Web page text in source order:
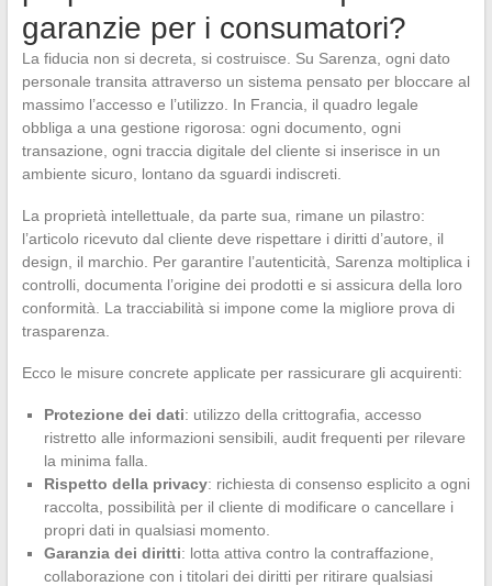
garanzie per i consumatori?
La fiducia non si decreta, si costruisce. Su Sarenza, ogni dato
personale transita attraverso un sistema pensato per bloccare al
massimo l’accesso e l’utilizzo. In Francia, il quadro legale
obbliga a una gestione rigorosa: ogni documento, ogni
transazione, ogni traccia digitale del cliente si inserisce in un
ambiente sicuro, lontano da sguardi indiscreti.
La proprietà intellettuale, da parte sua, rimane un pilastro:
l’articolo ricevuto dal cliente deve rispettare i diritti d’autore, il
design, il marchio. Per garantire l’autenticità, Sarenza moltiplica i
controlli, documenta l’origine dei prodotti e si assicura della loro
conformità. La tracciabilità si impone come la migliore prova di
trasparenza.
Ecco le misure concrete applicate per rassicurare gli acquirenti:
Protezione dei dati: utilizzo della crittografia, accesso
ristretto alle informazioni sensibili, audit frequenti per rilevare
la minima falla.
Rispetto della privacy: richiesta di consenso esplicito a ogni
raccolta, possibilità per il cliente di modificare o cancellare i
propri dati in qualsiasi momento.
Garanzia dei diritti: lotta attiva contro la contraffazione,
collaborazione con i titolari dei diritti per ritirare qualsiasi